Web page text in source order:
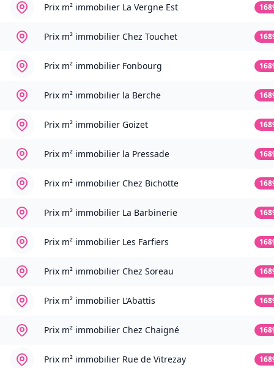
Prix m² immobilier La Vergne Est
Prix m² immobilier Chez Touchet
Prix m² immobilier Fonbourg
Prix m² immobilier la Berche
Prix m² immobilier Goizet
Prix m² immobilier la Pressade
Prix m² immobilier Chez Bichotte
Prix m² immobilier La Barbinerie
Prix m² immobilier Les Farfiers
Prix m² immobilier Chez Soreau
Prix m² immobilier L’Abattis
Prix m² immobilier Chez Chaigné
Prix m² immobilier Rue de Vitrezay